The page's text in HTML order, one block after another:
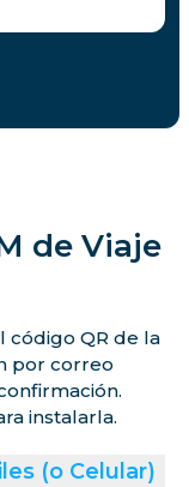
de Viaje
código QR de la
por correo
instalarla.
(o Celular)